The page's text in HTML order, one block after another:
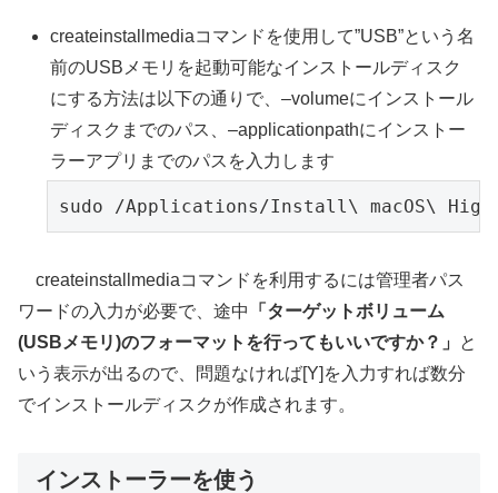
createinstallmediaコマンドを使用して”USB”という名
前のUSBメモリを起動可能なインストールディスク
にする方法は以下の通りで、–volumeにインストール
ディスクまでのパス、–applicationpathにインストー
ラーアプリまでのパスを入力します
sudo /Applications/Install\ macOS\
createinstallmediaコマンドを利用するには管理者パス
ワードの入力が必要で、途中
「ターゲットボリューム
(USBメモリ)のフォーマットを行ってもいいですか？」
と
いう表示が出るので、問題なければ[Y]を入力すれば数分
でインストールディスクが作成されます。
インストーラーを使う